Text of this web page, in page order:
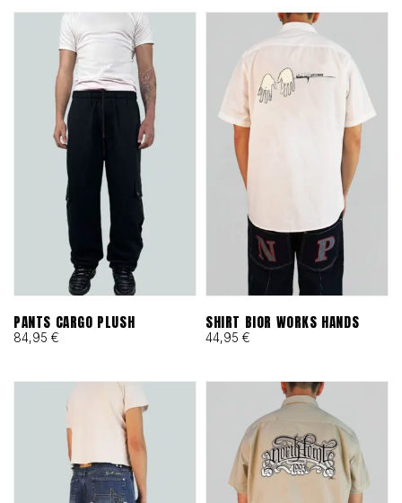
PANTS CARGO PLUSH
84,95 €
SHIRT BIOR WORKS HANDS
44,95 €